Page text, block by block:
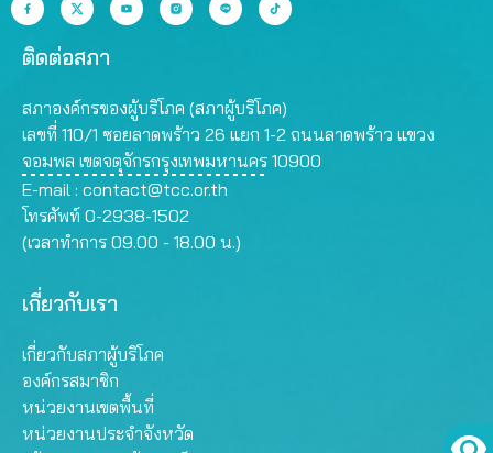
ติดต่อสภา
สภาองค์กรของผู้บริโภค (สภาผู้บริโภค)
เลขที่ 110/1 ซอยลาดพร้าว 26 แยก 1-2 ถนนลาดพร้าว แขวง
จอมพล เขตจตุจักรกรุงเทพมหานคร 10900
E-mail : contact@tcc.or.th
โทรศัพท์ 0-2938-1502
(เวลาทำการ 09.00 - 18.00 น.)
เกี่ยวกับเรา
เกี่ยวกับสภาผู้บริโภค
องค์กรสมาชิก
หน่วยงานเขตพื้นที่
หน่วยงานประจำจังหวัด